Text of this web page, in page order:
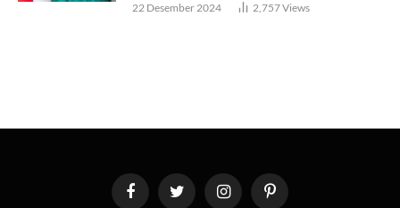
22 Desember 2024 2,757Views
FacebookTwitter InstagramPinterest